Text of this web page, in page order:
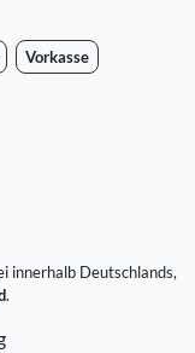
Vorkasse
innerhalb Deutschlands,
.